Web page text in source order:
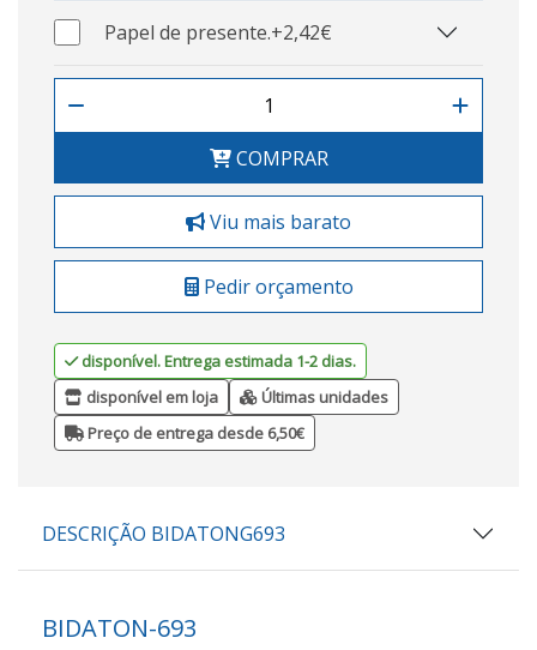
Papel de presente.+2,42€
COMPRAR
Viu mais barato
Pedir orçamento
disponível. Entrega estimada 1-2 dias.
disponível em loja
Últimas unidades
Preço de entrega desde 6,50€
DESCRIÇÃO BIDATONG693
BIDATON-693